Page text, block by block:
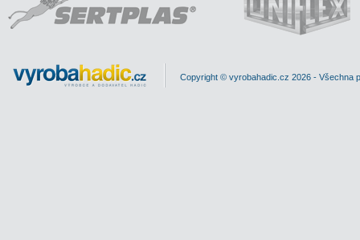
Copyright © vyrobahadic.cz 2026 - Všechna